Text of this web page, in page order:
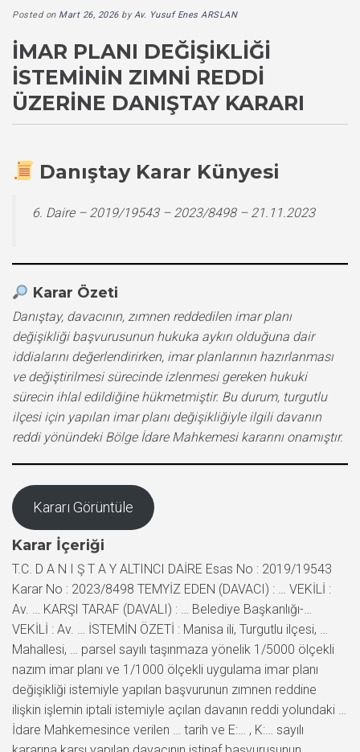
Posted on Mart 26, 2026byAv. Yusuf Enes ARSLAN
İMAR PLANI DEĞIŞIKLIĞI
İSTEMININ ZIMNI REDDI
ÜZERINE DANIŞTAY KARARI
Danıştay Karar Künyesi
6. Daire – 2019/19543 – 2023/8498 – 21.11.2023
Karar Özeti
Danıştay, davacının, zımnen reddedilen imar planı
değişikliği başvurusunun hukuka aykırı olduğuna dair
iddialarını değerlendirirken, imar planlarının hazırlanması
ve değiştirilmesi sürecinde izlenmesi gereken hukuki
sürecin ihlal edildiğine hükmetmiştir. Bu durum, turgutlu
ilçesi için yapılan imar planı değişikliğiyle ilgili davanın
reddi yönündeki Bölge İdare Mahkemesi kararını onamıştır.
Kararı Görüntüle
Karar İçeriği
T.C. D A N I Ş T A Y ALTINCI DAİRE Esas No : 2019/19543
Karar No : 2023/8498 TEMYİZ EDEN (DAVACI) : … VEKİLİ :
Av. … KARŞI TARAF (DAVALI) : … Belediye Başkanlığı-…
VEKİLİ : Av. … İSTEMİN ÖZETİ : Manisa ili, Turgutlu ilçesi, …
Mahallesi, … parsel sayılı taşınmaza yönelik 1/5000 ölçekli
nazım imar planı ve 1/1000 ölçekli uygulama imar planı
değişikliği istemiyle yapılan başvurunun zımnen reddine
ilişkin işlemin iptali istemiyle açılan davanın reddi yolundaki …
İdare Mahkemesince verilen … tarih ve E:… , K:… sayılı